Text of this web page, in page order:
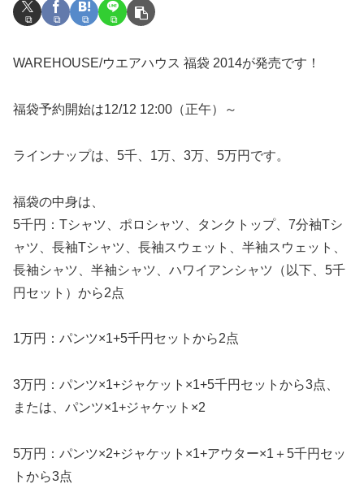
WAREHOUSE/ウエアハウス 福袋 2014が発売です！
福袋予約開始は12/12 12:00（正午）～
ラインナップは、5千、1万、3万、5万円です。
福袋の中身は、
5千円：Tシャツ、ポロシャツ、タンクトップ、7分袖Tシ
ャツ、長袖Tシャツ、長袖スウェット、半袖スウェット、
長袖シャツ、半袖シャツ、ハワイアンシャツ（以下、5千
円セット）から2点
1万円：パンツ×1+5千円セットから2点
3万円：パンツ×1+ジャケット×1+5千円セットから3点、
または、パンツ×1+ジャケット×2
5万円：パンツ×2+ジャケット×1+アウター×1＋5千円セッ
トから3点